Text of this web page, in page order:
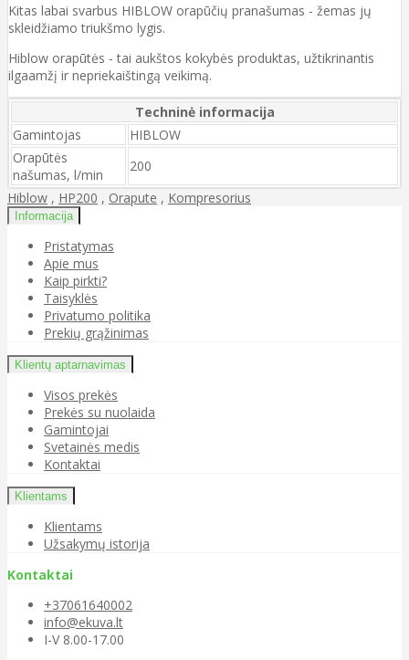
Kitas labai svarbus HIBLOW orapūčių pranašumas - žemas jų
skleidžiamo triukšmo lygis.
Hiblow orapūtės - tai aukštos kokybės produktas, užtikrinantis
ilgaamžį ir nepriekaištingą veikimą.
Techninė informacija
Gamintojas
HIBLOW
Orapūtės
našumas, l/min
200
Hiblow , HP200 , Orapute , Kompresorius
Informacija
Pristatymas
Apie mus
Kaip pirkti?
Taisyklės
Privatumo politika
Prekių grąžinimas
Klientų aptarnavimas
Visos prekės
Prekės su nuolaida
Gamintojai
Svetainės medis
Kontaktai
Klientams
Klientams
Užsakymų istorija
Kontaktai
+37061640002
info@ekuva.lt
I-V 8.00-17.00